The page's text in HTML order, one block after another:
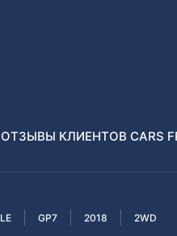
Распилы и
ОТЗЫВЫ КЛИЕНТОВ CARS
GP7 2018 2WD